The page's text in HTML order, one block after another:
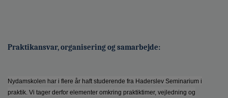
Praktikansvar, organisering og samarbejde:
Nydamskolen har i flere år haft studerende fra Haderslev Seminarium i
praktik. Vi tager derfor elementer omkring praktiktimer, vejledning og